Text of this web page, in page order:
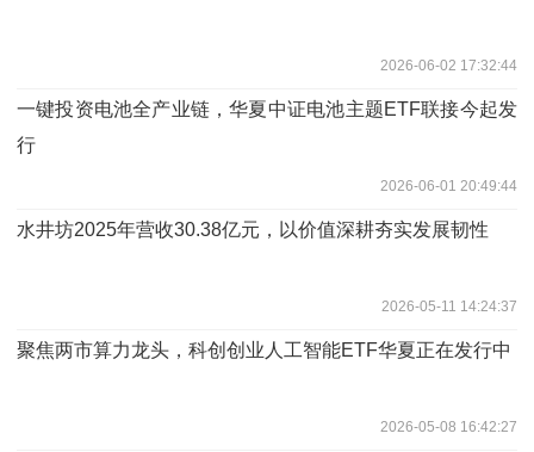
2026-06-02 17:32:44
一键投资电池全产业链，华夏中证电池主题ETF联接今起发
行
2026-06-01 20:49:44
水井坊2025年营收30.38亿元，以价值深耕夯实发展韧性
2026-05-11 14:24:37
聚焦两市算力龙头，科创创业人工智能ETF华夏正在发行中
2026-05-08 16:42:27